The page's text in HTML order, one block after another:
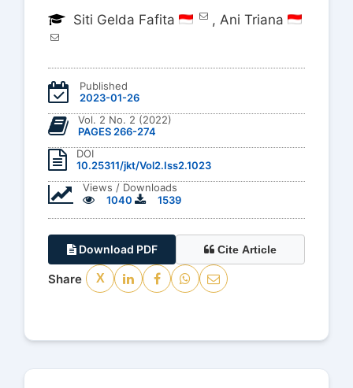
Siti Gelda Fafita , Ani Triana
Published
2023-01-26
Vol. 2 No. 2 (2022)
PAGES 266-274
DOI
10.25311/jkt/Vol2.Iss2.1023
Views / Downloads
1040
1539
Download PDF Cite Article
Share X